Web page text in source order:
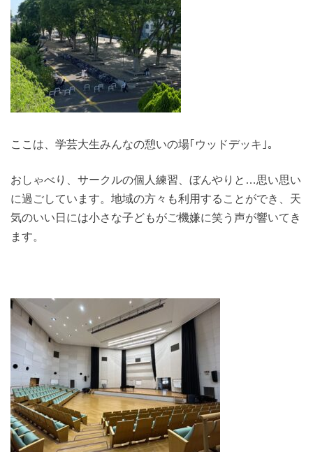
ここは、学芸大生みんなの憩いの場｢ウッドデッキ｣。
おしゃべり、サークルの個人練習、ぼんやりと…思い思い
に過ごしています。地域の方々も利用することができ、天
気のいい日には小さな子どもがご機嫌に笑う声が響いてき
ます。